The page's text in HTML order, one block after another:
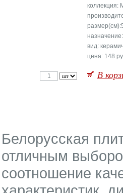
коллекция:
вид:
цена: 148
В
Белорусская
отличным
соотношение